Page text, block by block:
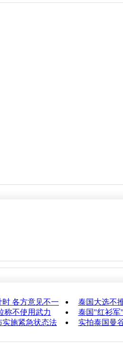
各方意见不一
泰国大选不
称不使用武力
泰国"红衫军
施紧急状态法
实拍泰国曼